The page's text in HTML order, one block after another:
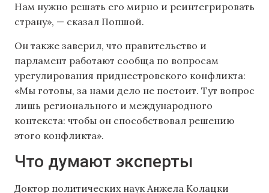
Нам нужно решать его мирно и реинтегрировать
страну», — сказал Попшой.
Он также заверил, что правительство и
парламент работают сообща по вопросам
урегулирования приднестровского конфликта:
«Мы готовы, за нами дело не постоит. Тут вопрос
лишь регионального и международного
контекста: чтобы он способствовал решению
этого конфликта».
Что думают эксперты
Доктор политических наук Анжела Колацки